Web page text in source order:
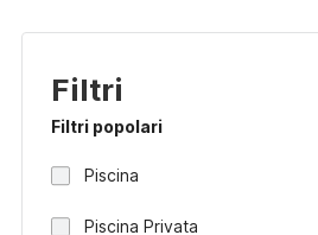
Filtri
Filtri popolari
Piscina
Piscina Privata